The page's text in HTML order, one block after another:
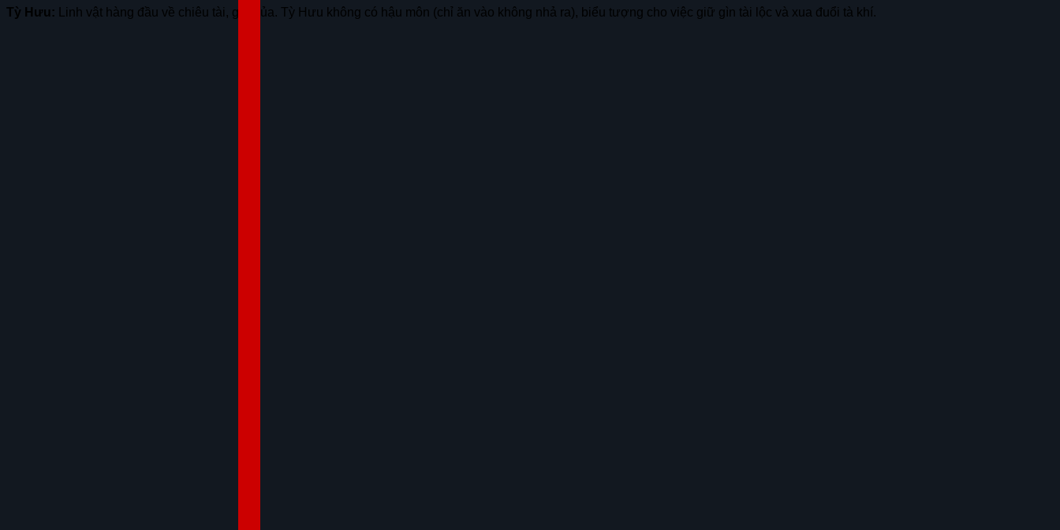
Tỳ Hưu: Linh vật hàng đầu về chiêu tài, giữ của. Tỳ Hưu không có hậu môn (chỉ ăn vào không nhả ra), biểu tượng cho việc giữ gìn tài lộc và xua đuổi tà khí.